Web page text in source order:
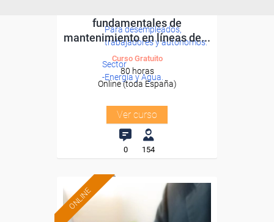
Para desempleados,
trabajadores y autónomos.
Sector
-Energía y Agua.
fundamentales de
mantenimiento en líneas de...
Curso Gratuito
80 horas
Online (toda España)
Ver curso
0 154
ONLINE